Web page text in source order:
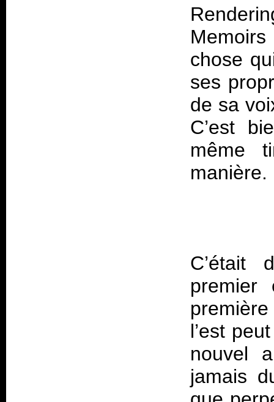
Memoirs
chose
ses
de sa
C’est
même
C’était
premier
l’est
nouvel
jamais